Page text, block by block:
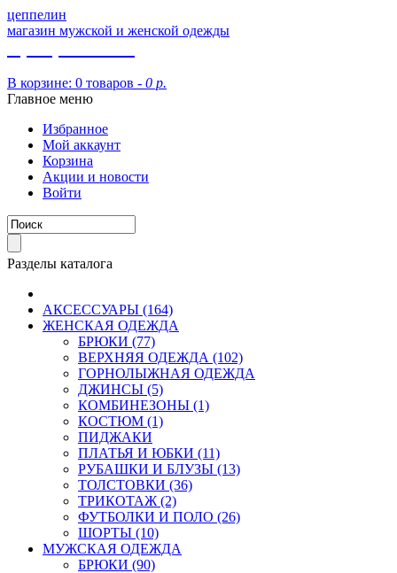
цеппелин
магазин мужской и женской одежды
В корзине: 0 товаров - 0 р.
Главное меню
Избранное
Мой аккаунт
Корзина
Акции и новости
Войти
Разделы каталога
АКСЕССУАРЫ (164)
ЖЕНСКАЯ ОДЕЖДА
БРЮКИ (77)
ВЕРХНЯЯ ОДЕЖДА (102)
ГОРНОЛЫЖНАЯ ОДЕЖДА
ДЖИНСЫ (5)
КОМБИНЕЗОНЫ (1)
КОСТЮМ (1)
ПИДЖАКИ
ПЛАТЬЯ И ЮБКИ (11)
РУБАШКИ И БЛУЗЫ (13)
ТОЛСТОВКИ (36)
ТРИКОТАЖ (2)
ФУТБОЛКИ И ПОЛО (26)
ШОРТЫ (10)
МУЖСКАЯ ОДЕЖДА
БРЮКИ (90)